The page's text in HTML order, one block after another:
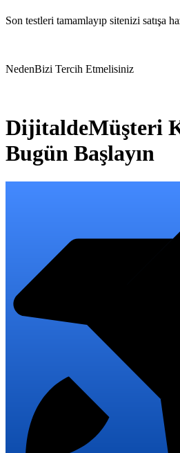
Son testleri tamamlayıp sitenizi satışa
NedenBizi Tercih Etmelisiniz
DijitaldeMüşteri
Bugün Başlayın